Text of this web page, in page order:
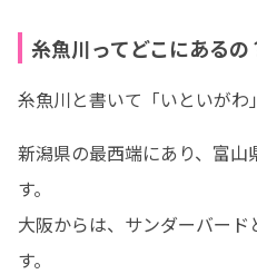
糸魚川ってどこにある
糸魚川と書いて「いといがわ
新潟県の最西端にあり、富
す。
大阪からは、サンダーバー
す。